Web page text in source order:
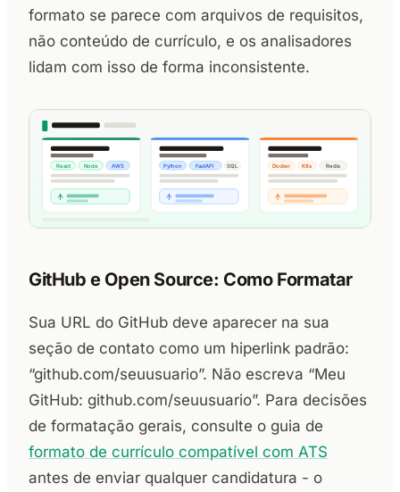
formato se parece com arquivos de requisitos,
não conteúdo de currículo, e os analisadores
lidam com isso de forma inconsistente.
GitHub e Open Source: Como Formatar
Sua URL do GitHub deve aparecer na sua
seção de contato como um hiperlink padrão:
“github.com/seuusuario”. Não escreva “Meu
GitHub: github.com/seuusuario”. Para decisões
de formatação gerais, consulte o guia de
formato de currículo compatível com ATS
antes de enviar qualquer candidatura - o